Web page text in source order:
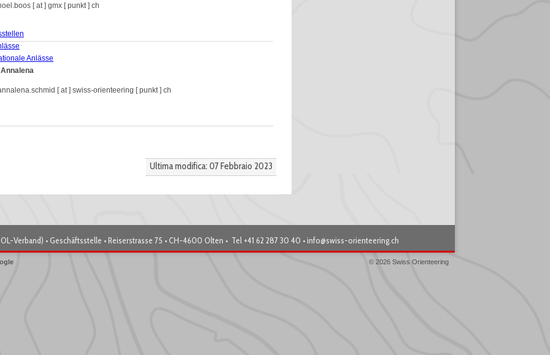
Anlässe
[ at ] gmx [ punkt ] ch
[ at ] swiss-orienteering [ punkt ] ch
Ultima modifica: 07 Febbraio 2023
Verband) • Geschäftsstelle • Reiserstrasse 75 • CH-4600 Olten • Tel +41 62 287 30 40 •info@swiss-orienteering.ch
© 2026 Swiss Orienteering